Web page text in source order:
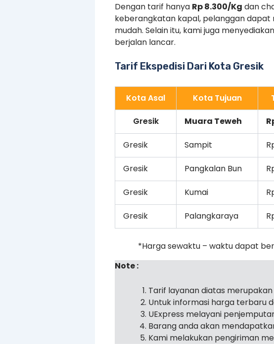
Dengan tarif hanya Rp 8.300/Kg dan
keberangkatan kapal, pelanggan dapat
mudah. Selain itu, kami juga
berjalan lancar.
Tarif Ekspedisi Dari Kota Gresik
Kota Asal Kota Tujuan
Gresik Muara Teweh
Gresik Sampit
Gresik Pangkalan Bun
Gresik Kumai
Gresik Palangkaraya
*Harga sewaktu – waktu dapat
Note :
Tarif layanan diatas
Untuk informasi harga terbaru
UExpress melayani
Barang anda akan
Kami melakukan pengiriman